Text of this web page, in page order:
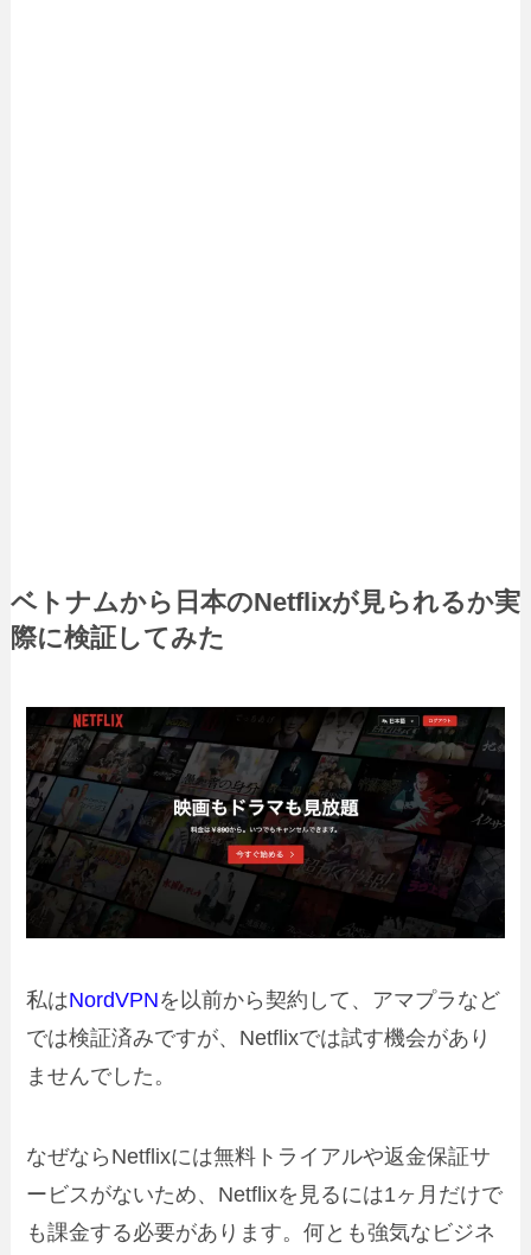
ベトナムから日本のNetflixが見られるか実
際に検証してみた
私はNordVPNを以前から契約して、アマプラなど
では検証済みですが、Netflixでは試す機会があり
ませんでした。
なぜならNetflixには無料トライアルや返金保証サ
ービスがないため、Netflixを見るには1ヶ月だけで
も課金する必要があります。何とも強気なビジネ